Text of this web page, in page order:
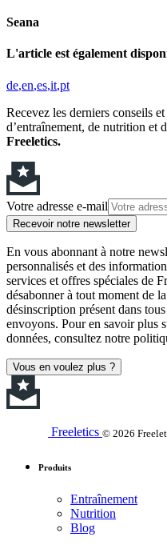
Seana
L'article est également
de en es it pt
Recevez les derniers conseils
d’entraînement, de nutrition et
Freeletics.
Votre adresse e-mail
Recevoir notre newsletter
En vous abonnant à notre
personnalisés et des
services et offres spéciales de
désabonner à tout moment de
désinscription présent dans
envoyons. Pour en savoir plus
données, consultez notre
Vous en voulez plus ?
Freeletics © 2026
Produits
Entraînement
Nutrition
Blog